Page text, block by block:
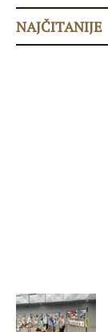
NAJČITANIJE